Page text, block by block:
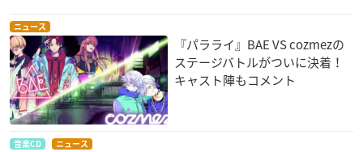
ニュース
『パラライ』BAE VS cozmezの
ステージバトルがついに決着！
キャスト陣もコメント
音楽CD ニュース